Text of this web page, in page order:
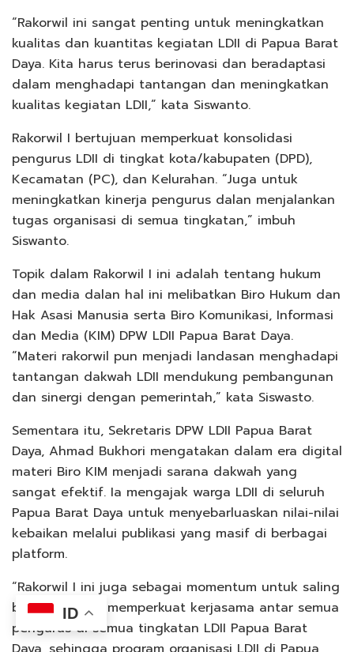
“Rakorwil ini sangat penting untuk meningkatkan
kualitas dan kuantitas kegiatan LDII di Papua Barat
Daya. Kita harus terus berinovasi dan beradaptasi
dalam menghadapi tantangan dan meningkatkan
kualitas kegiatan LDII,” kata Siswanto.
Rakorwil I bertujuan memperkuat konsolidasi
pengurus LDII di tingkat kota/kabupaten (DPD),
Kecamatan (PC), dan Kelurahan. “Juga untuk
meningkatkan kinerja pengurus dalan menjalankan
tugas organisasi di semua tingkatan,” imbuh
Siswanto.
Topik dalam Rakorwil I ini adalah tentang hukum
dan media dalan hal ini melibatkan Biro Hukum dan
Hak Asasi Manusia serta Biro Komunikasi, Informasi
dan Media (KIM) DPW LDII Papua Barat Daya.
“Materi rakorwil pun menjadi landasan menghadapi
tantangan dakwah LDII mendukung pembangunan
dan sinergi dengan pemerintah,” kata Siswasto.
Sementara itu, Sekretaris DPW LDII Papua Barat
Daya, Ahmad Bukhori mengatakan dalam era digital
materi Biro KIM menjadi sarana dakwah yang
sangat efektif. Ia mengajak warga LDII di seluruh
Papua Barat Daya untuk menyebarluaskan nilai-nilai
kebaikan melalui publikasi yang masif di berbagai
platform.
“Rakorwil I ini juga sebagai momentum untuk saling
bersinergi dan memperkuat kerjasama antar semua
pengurus di semua tingkatan LDII Papua Barat
ID